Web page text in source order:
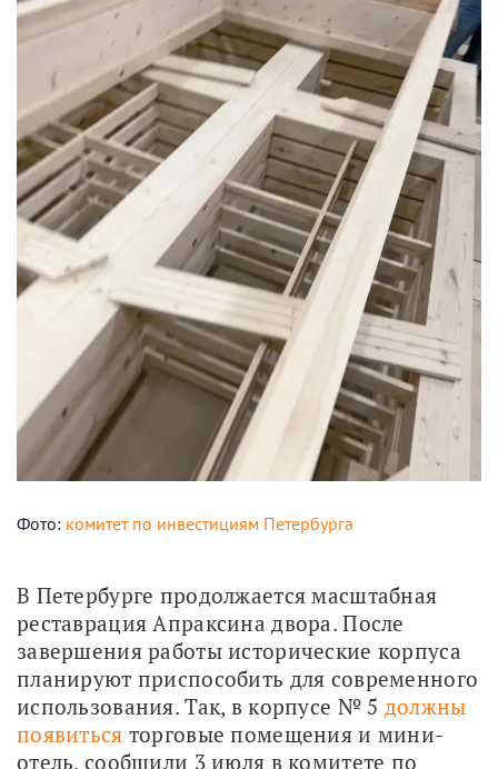
Фото: комитет по инвестициям Петербурга
В Петербурге продолжается масштабная
реставрация Апраксина двора. После
завершения работы исторические корпуса
планируют приспособить для современного
использования. Так, в корпусе № 5 должны
появиться торговые помещения и мини-
отель, сообщили 3 июля в комитете по